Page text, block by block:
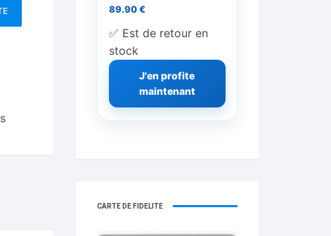
89.90€
✅ Est de retour en
stock
J'en profite
maintenant
CARTE DE FIDELITÉ